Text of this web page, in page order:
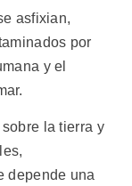
asfixian,
por
y el
la tierra y
depende una